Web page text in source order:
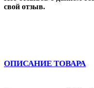
свой отзыв.
ОПИСАНИЕ ТОВАРА